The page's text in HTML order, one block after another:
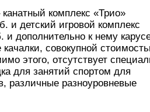
комплекс «Трио»
и детский игровой комплекс
дополнительно к нему
совокупной
этого, отсутствует
для занятий спортом для
различные разноуровневые